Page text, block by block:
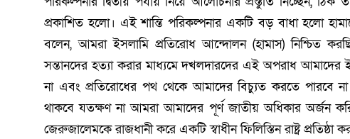
প্রকাশিত হলো। এই শান্তি পরিকল্পনার একটি বড় বাধা হলো
বলেন, আমরা ইসলামি প্রতিরোধ আন্দোলন (হামাস) নিশ্চিত
সন্তানদের হত্যা করার মাধ্যমে দখলদারদের এই অপরাধ আমাদের
না এবং প্রতিরোধের পথ থেকে আমাদের বিচ্যুত করতে পারবে
থাকবে যতক্ষণ না আমরা আমাদের পূর্ণ জাতীয় অধিকার অর্জন
জেরুজালেমকে রাজধানী করে একটি স্বাধীন ফিলিস্তিন রাষ্ট্র প্রতিষ্ঠা